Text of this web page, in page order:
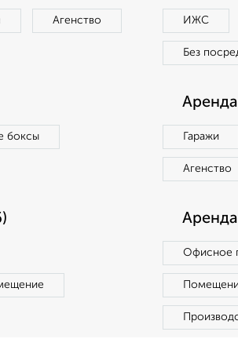
Агенство ИЖС
Без
боксы Гаражи
Агенство
Офисное